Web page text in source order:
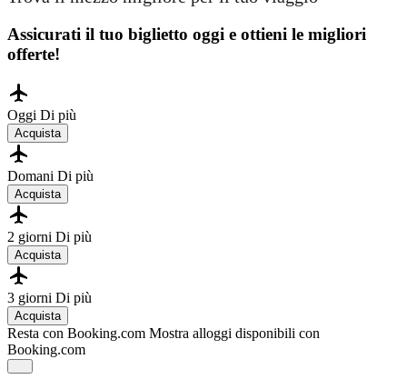
Assicurati il ​​tuo biglietto oggi e ottieni le migliori
offerte!
Oggi Di più
Acquista
Domani Di più
Acquista
2 giorni Di più
Acquista
3 giorni Di più
Acquista
Resta con Booking.com Mostra alloggi disponibili con
Booking.com